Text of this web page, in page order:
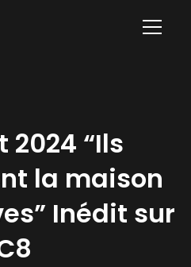
2024 “Ils
la maison
Inédit sur